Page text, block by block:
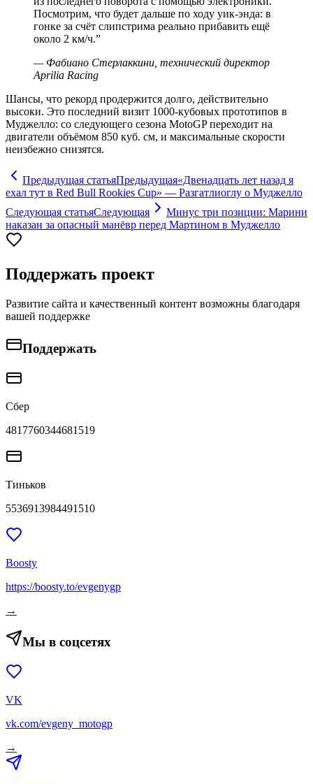
Посмотрим, что будет дальше по ходу уик-энда: в
гонке за счёт слипстрима реально прибавить ещё
около 2 км/ч.”
— Фабиано Стерлаккини, технический директор
Aprilia Racing
Шансы, что рекорд продержится долго, действительно
высоки. Это последний визит 1000-кубовых прототипов в
Муджелло: со следующего сезона MotoGP переходит на
двигатели объёмом 850 куб. см, и максимальные скорости
неизбежно снизятся.
Предыдущая статьяПредыдущая«Двенадцать лет назад я
ехал тут в Red Bull Rookies Cup» — Разгатлиоглу о Муджелло
Следующая статьяСледующая
Минус три позиции: Марини
наказан за опасный манёвр перед Мартином в Муджелло
Поддержать проект
Развитие сайта и качественный контент возможны благодаря
вашей поддержке
Поддержать
Сбер
4817760344681519
Тиньков
5536913984491510
Boosty
https://boosty.to/evgenygp
→
Мы в соцсетях
VK
vk.com/evgeny_motogp
→